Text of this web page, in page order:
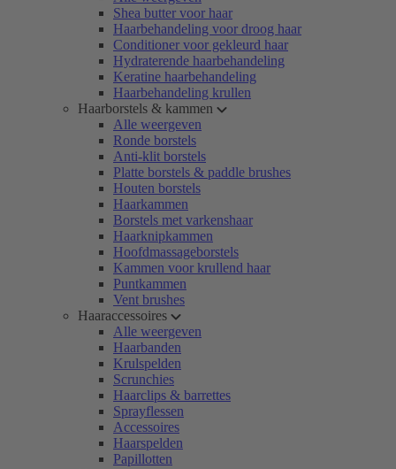
Shea butter voor haar
Haarbehandeling voor droog haar
Conditioner voor gekleurd haar
Hydraterende haarbehandeling
Keratine haarbehandeling
Haarbehandeling krullen
Haarborstels & kammen
Alle weergeven
Ronde borstels
Anti-klit borstels
Platte borstels & paddle brushes
Houten borstels
Haarkammen
Borstels met varkenshaar
Haarknipkammen
Hoofdmassageborstels
Kammen voor krullend haar
Puntkammen
Vent brushes
Haaraccessoires
Alle weergeven
Haarbanden
Krulspelden
Scrunchies
Haarclips & barrettes
Sprayflessen
Accessoires
Haarspelden
Papillotten